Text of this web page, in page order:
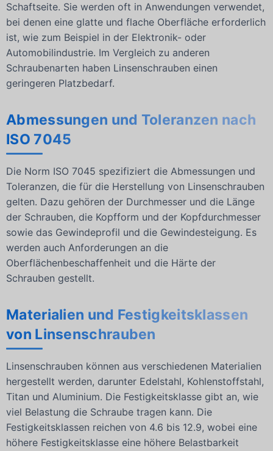
Schaftseite. Sie werden oft in Anwendungen verwendet,
bei denen eine glatte und flache Oberfläche erforderlich
ist, wie zum Beispiel in der Elektronik- oder
Automobilindustrie. Im Vergleich zu anderen
Schraubenarten haben Linsenschrauben einen
geringeren Platzbedarf.
Abmessungen und Toleranzen nach
ISO 7045
Die Norm ISO 7045 spezifiziert die Abmessungen und
Toleranzen, die für die Herstellung von Linsenschrauben
gelten. Dazu gehören der Durchmesser und die Länge
der Schrauben, die Kopfform und der Kopfdurchmesser
sowie das Gewindeprofil und die Gewindesteigung. Es
werden auch Anforderungen an die
Oberflächenbeschaffenheit und die Härte der
Schrauben gestellt.
Materialien und Festigkeitsklassen
von Linsenschrauben
Linsenschrauben können aus verschiedenen Materialien
hergestellt werden, darunter Edelstahl, Kohlenstoffstahl,
Titan und Aluminium. Die Festigkeitsklasse gibt an, wie
viel Belastung die Schraube tragen kann. Die
Festigkeitsklassen reichen von 4.6 bis 12.9, wobei eine
höhere Festigkeitsklasse eine höhere Belastbarkeit